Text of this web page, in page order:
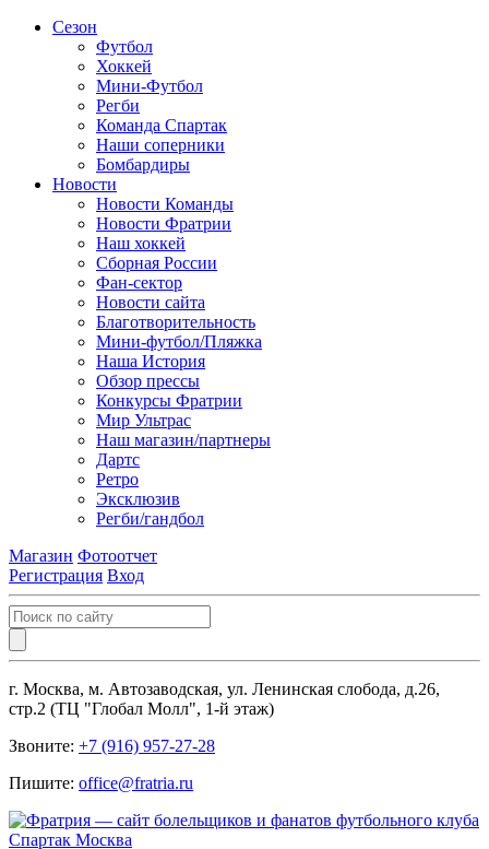
Сезон
Футбол
Хоккей
Мини-Футбол
Регби
Команда Спартак
Наши соперники
Бомбардиры
Новости
Новости Команды
Новости Фратрии
Наш хоккей
Сборная России
Фан-cектор
Новости сайта
Благотворительность
Мини-футбол/Пляжка
Наша История
Обзор прессы
Конкурсы Фратрии
Мир Ультрас
Наш магазин/партнеры
Дартс
Ретро
Эксклюзив
Регби/гандбол
Магазин Фотоотчет
Регистрация Вход
г. Москва, м. Автозаводская, ул. Ленинская слобода, д.26,
стр.2 (ТЦ "Глобал Молл", 1-й этаж)
Звоните: +7 (916) 957-27-28
Пишите: office@fratria.ru